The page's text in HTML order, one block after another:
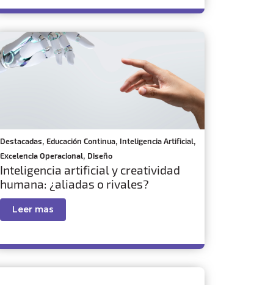
Destacadas, Educación Continua, Inteligencia Artificial,
Excelencia Operacional, Diseño
Inteligencia artificial y creatividad
humana: ¿aliadas o rivales?
Leer mas